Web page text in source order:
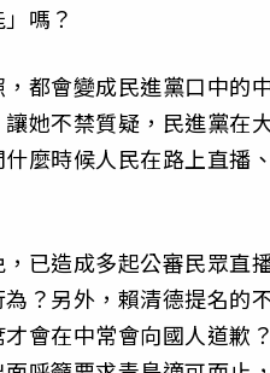
嗎？
都會變成民進黨口中的
她不禁質疑，民進黨在
麼時候人民在路上直播
已造成多起公審民眾直
？另外，賴清德提名的
會在中常會向國人道歉